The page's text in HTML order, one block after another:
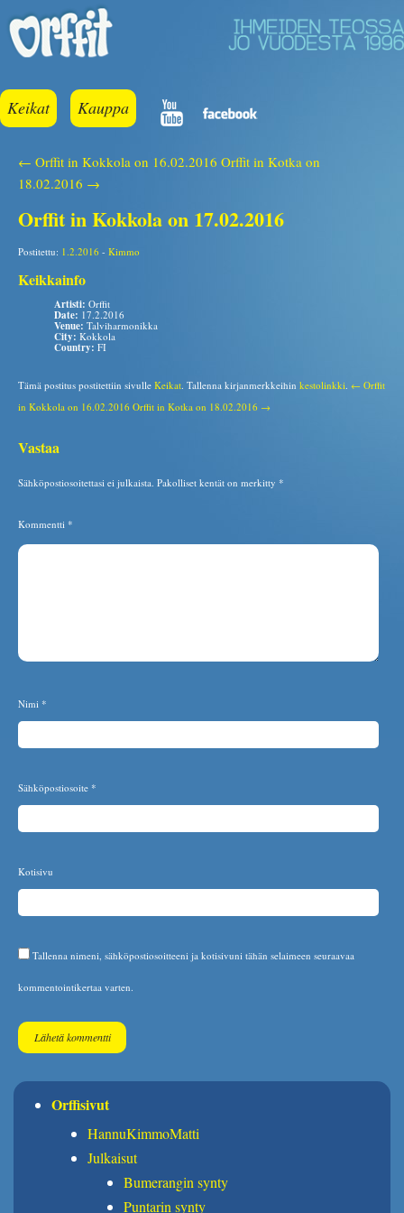
Keikat Kauppa
← Orffit in Kokkola on 16.02.2016 Orffit in Kotka on
18.02.2016 →
Orffit in Kokkola on 17.02.2016
Postitettu: 1.2.2016 - Kimmo
Keikkainfo
Artisti: Orffit
Date: 17.2.2016
Venue: Talviharmonikka
City: Kokkola
Country: FI
Tämä postitus postitettiin sivulle Keikat . Tallenna kirjanmerkkeihin kestolinkki ← Orffit
in Kokkola on 16.02.2016 Orffit in Kotka on 18.02.2016 →
Vastaa
Sähköpostiosoitettasi ei julkaista. Pakolliset kentät on merkitty *
Kommentti *
Nimi *
Sähköpostiosoite *
Kotisivu
Tallenna nimeni, sähköpostiosoitteeni ja kotisivuni tähän selaimeen seuraavaa
kommentointikertaa varten.
Orffisivut
HannuKimmoMatti
Julkaisut
Bumerangin synty
Puntarin synty